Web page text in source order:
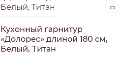
Кухонный гарнитур
«Долорес» длиной 180 см,
Белый, Титан